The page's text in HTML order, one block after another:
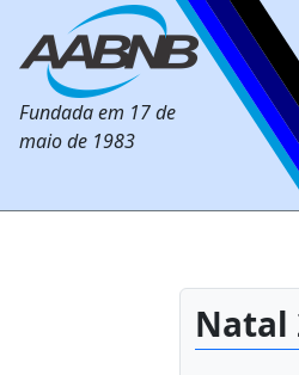
Fundada em 17 de
maio de 1983
Natal